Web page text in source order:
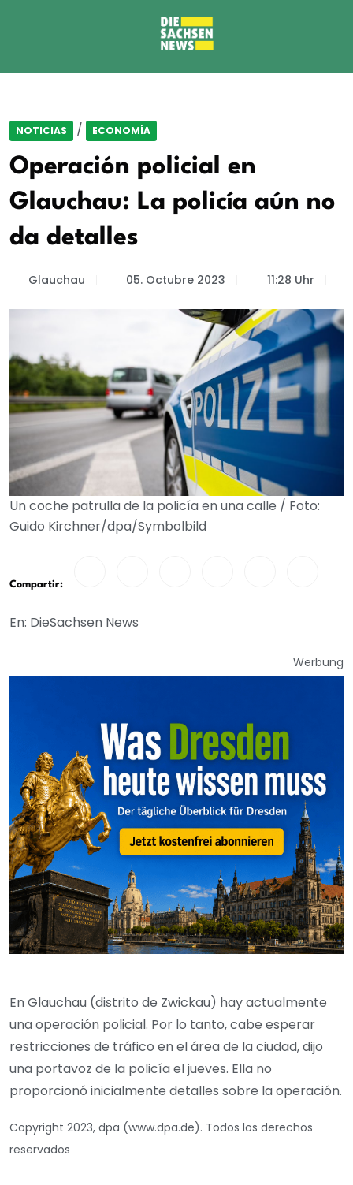
NOTICIAS / ECONOMÍA
Operación policial en
Glauchau: La policía aún no
da detalles
Glauchau 05. Octubre 2023 11:28 Uhr
Un coche patrulla de la policía en una calle / Foto:
Guido Kirchner/dpa/Symbolbild
Compartir:
En: DieSachsen News
Werbung
En Glauchau (distrito de Zwickau) hay actualmente
una operación policial. Por lo tanto, cabe esperar
restricciones de tráfico en el área de la ciudad, dijo
una portavoz de la policía el jueves. Ella no
proporcionó inicialmente detalles sobre la operación.
Copyright 2023, dpa (www.dpa.de). Todos los derechos
reservados